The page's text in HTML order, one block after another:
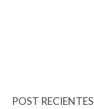
POST RECIENTES